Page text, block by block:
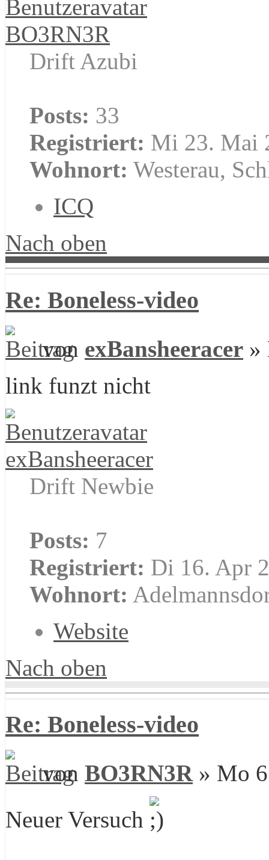
BO3RN3R
Drift Azubi
Posts: 33
Registriert: Mi 23. Mai
Wohnort: Westerau,
ICQ
Nach oben
Re: Boneless-video
von exBansheeracer »
link funzt nicht
exBansheeracer
Drift Newbie
Posts: 7
Registriert: Di 16. Apr
Wohnort:
Website
Nach oben
Re: Boneless-video
von BO3RN3R» Mo
Neuer Versuch